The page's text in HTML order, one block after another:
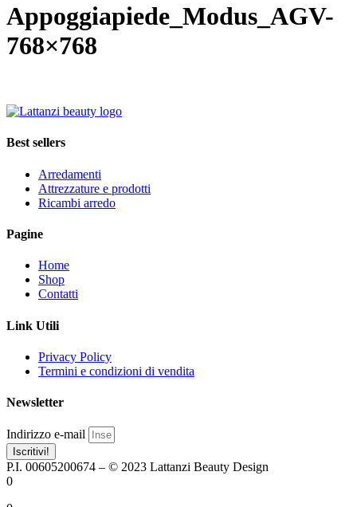
Appoggiapiede_Modus_AGV-
768×768
Best sellers
Arredamenti
Attrezzature e prodotti
Ricambi arredo
Pagine
Home
Shop
Contatti
Link Utili
Privacy Policy
Termini e condizioni di vendita
Newsletter
Indirizzo e-mail
Iscritivi!
P.I. 00605200674 – © 2023 Lattanzi Beauty Design
0